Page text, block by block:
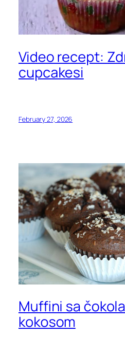
Video recept:
cupcakesi
February 27, 2026
Muffini sa
kokosom